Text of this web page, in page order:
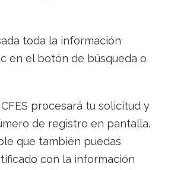
toda la información
en el botón de búsqueda o
procesará tu solicitud y
de registro en pantalla.
que también puedas
con la información